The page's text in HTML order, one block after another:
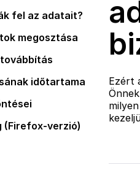
fel az adatait?
megosztása
időtartama
(Firefox-verzió)
Ezért